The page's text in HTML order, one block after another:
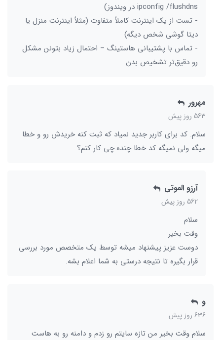
ipconfig /flushdns در ویندوز)
- تست از یک اینترنت کاملاً متفاوت (مثلاً اینترنت منزل یا
دیتا گوشی شخص دیگه)
- تماس با پشتیبانی هاستینگ – احتمال زیاد بتونن مشکل
رو دقیق‌تر تشخیص بدن
مهرور
563 روز پیش
سلام. کد برای کاربر جدید نمیاد که ثبت کنه خریدش رو و خطا
میگه ولی نمیگه کد خطا چنده.‌چی کار کنم؟
آرزو الموتی
562 روز پیش
سلام
وقت بخیر
دوست عزیز پیشنهاد میشه توسط یک متخصص مورد بررسی
قرار بگیره تا نتیجه درستی به شما اعلام بشه.
و
636 روز پیش
سلام وقت بخیر من تازه سایتم رو زدم و دامنه رو به هاست